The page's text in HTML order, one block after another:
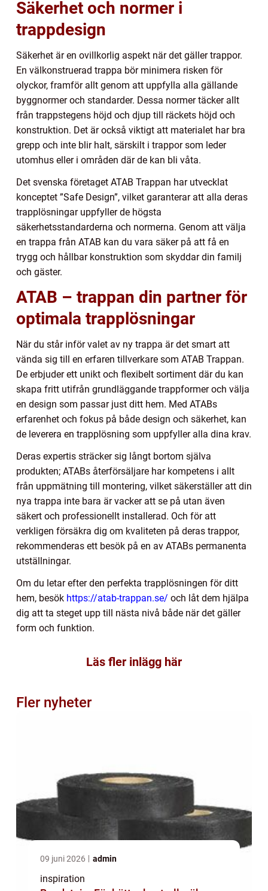
Säkerhet och normer i
trappdesign
Säkerhet är en ovillkorlig aspekt när det gäller trappor.
En välkonstruerad trappa bör minimera risken för
olyckor, framför allt genom att uppfylla alla gällande
byggnormer och standarder. Dessa normer täcker allt
från trappstegens höjd och djup till räckets höjd och
konstruktion. Det är också viktigt att materialet har bra
grepp och inte blir halt, särskilt i trappor som leder
utomhus eller i områden där de kan bli våta.
Det svenska företaget ATAB Trappan har utvecklat
konceptet ”Safe Design”, vilket garanterar att alla deras
trapplösningar uppfyller de högsta
säkerhetsstandarderna och normerna. Genom att välja
en trappa från ATAB kan du vara säker på att få en
trygg och hållbar konstruktion som skyddar din familj
och gäster.
ATAB – trappan din partner för
optimala trapplösningar
När du står inför valet av ny trappa är det smart att
vända sig till en erfaren tillverkare som ATAB Trappan.
De erbjuder ett unikt och flexibelt sortiment där du kan
skapa fritt utifrån grundläggande trappformer och välja
en design som passar just ditt hem. Med ATABs
erfarenhet och fokus på både design och säkerhet, kan
de leverera en trapplösning som uppfyller alla dina krav.
Deras expertis sträcker sig långt bortom själva
produkten; ATABs återförsäljare har kompetens i allt
från uppmätning till montering, vilket säkerställer att din
nya trappa inte bara är vacker att se på utan även
säkert och professionellt installerad. Och för att
verkligen försäkra dig om kvaliteten på deras trappor,
rekommenderas ett besök på en av ATABs permanenta
utställningar.
Om du letar efter den perfekta trapplösningen för ditt
hem, besök https://atab-trappan.se/ och låt dem hjälpa
dig att ta steget upp till nästa nivå både när det gäller
form och funktion.
Läs fler inlägg här
Fler nyheter
09 juni 2026 admin
inspiration